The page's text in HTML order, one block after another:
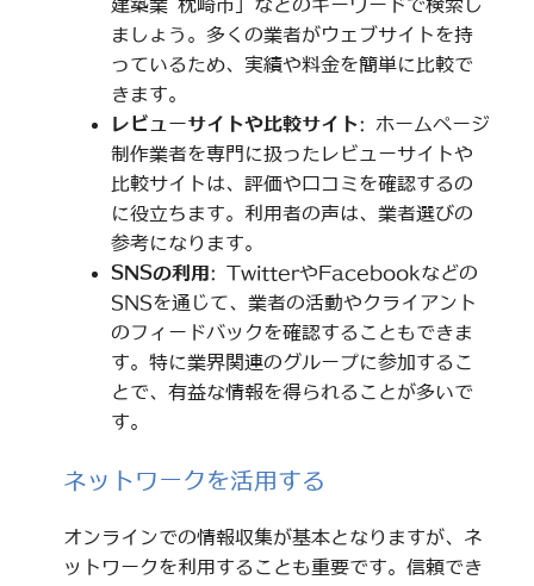
建築業 枕崎市」などのキーワードで検索し
ましょう。多くの業者がウェブサイトを持
っているため、実績や料金を簡単に比較で
きます。
レビューサイトや比較サイト: ホームページ
制作業者を専門に扱ったレビューサイトや
比較サイトは、評価や口コミを確認するの
に役立ちます。利用者の声は、業者選びの
参考になります。
SNSの利用 : TwitterやFacebookなどの
SNSを通じて、業者の活動やクライアント
のフィードバックを確認することもできま
す。特に業界関連のグループに参加するこ
とで、有益な情報を得られることが多いで
す。
ネットワークを活用する
オンラインでの情報収集が基本となりますが、ネ
ットワークを利用することも重要です。信頼でき